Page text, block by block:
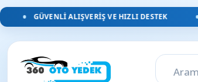
GÜVENLI ALIŞVERIŞ VE HIZLI DESTEK